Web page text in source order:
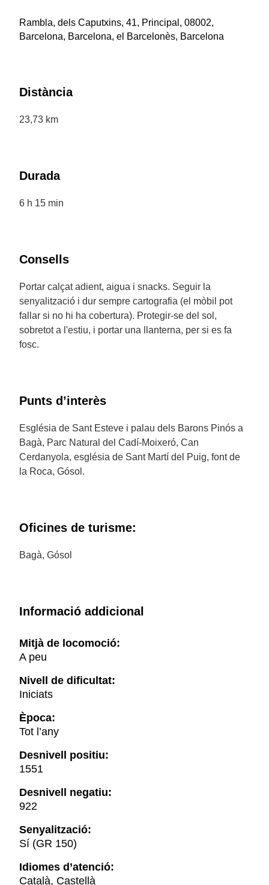
Rambla, dels Caputxins, 41, Principal, 08002,
Barcelona, Barcelona, el Barcelonès, Barcelona
Distància
23,73 km
Durada
6 h 15 min
Consells
Portar calçat adient, aigua i snacks. Seguir la
senyalització i dur sempre cartografia (el mòbil pot
fallar si no hi ha cobertura). Protegir-se del sol,
sobretot a l'estiu, i portar una llanterna, per si es fa
fosc.
Punts d’interès
Església de Sant Esteve i palau dels Barons Pinós a
Bagà, Parc Natural del Cadí-Moixeró, Can
Cerdanyola, església de Sant Martí del Puig, font de
la Roca, Gósol.
Oficines de turisme:
Bagà, Gósol
Informació addicional
Mitjà de locomoció:
A peu
Nivell de dificultat:
Iniciats
Època:
Tot l’any
Desnivell positiu:
1551
Desnivell negatiu:
922
Senyalització:
Sí (GR 150)
Idiomes d’atenció:
Català, Castellà